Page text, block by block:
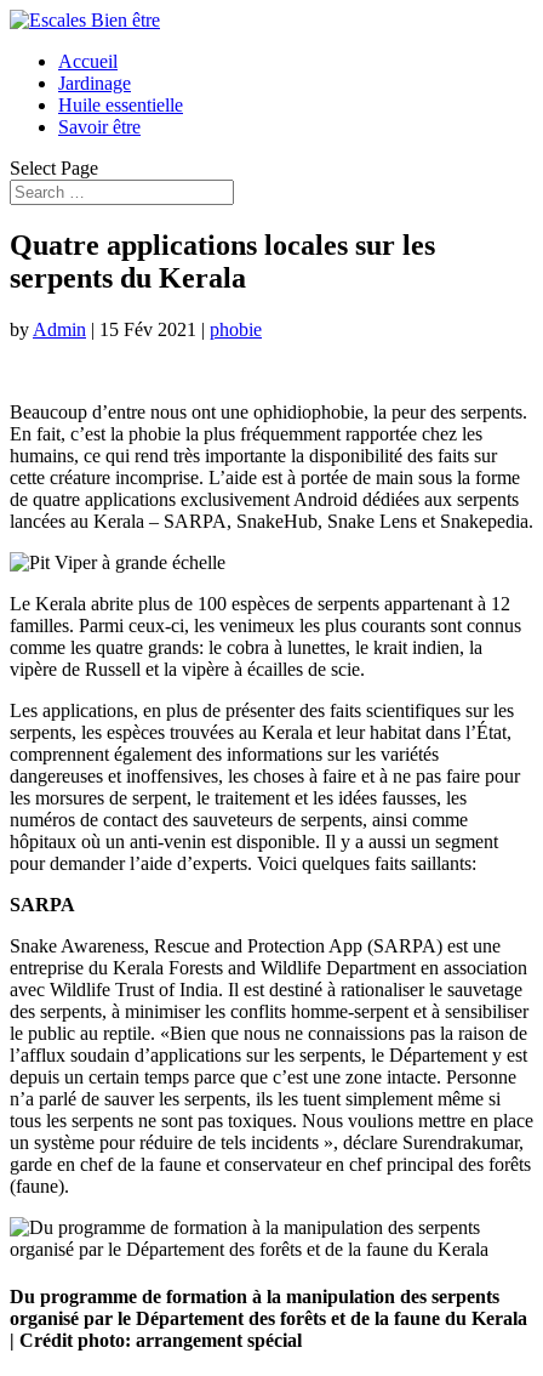
Accueil
Jardinage
Huile essentielle
Savoir être
Select Page
Quatre applications locales sur les
serpents du Kerala
by Admin | 15 Fév 2021 | phobie
Beaucoup d’entre nous ont une ophidiophobie, la peur des serpents.
En fait, c’est la phobie la plus fréquemment rapportée chez les
humains, ce qui rend très importante la disponibilité des faits sur
cette créature incomprise. L’aide est à portée de main sous la forme
de quatre applications exclusivement Android dédiées aux serpents
lancées au Kerala – SARPA, SnakeHub, Snake Lens et Snakepedia.
Le Kerala abrite plus de 100 espèces de serpents appartenant à 12
familles. Parmi ceux-ci, les venimeux les plus courants sont connus
comme les quatre grands: le cobra à lunettes, le krait indien, la
vipère de Russell et la vipère à écailles de scie.
Les applications, en plus de présenter des faits scientifiques sur les
serpents, les espèces trouvées au Kerala et leur habitat dans l’État,
comprennent également des informations sur les variétés
dangereuses et inoffensives, les choses à faire et à ne pas faire pour
les morsures de serpent, le traitement et les idées fausses, les
numéros de contact des sauveteurs de serpents, ainsi comme
hôpitaux où un anti-venin est disponible. Il y a aussi un segment
pour demander l’aide d’experts. Voici quelques faits saillants:
SARPA
Snake Awareness, Rescue and Protection App (SARPA) est une
entreprise du Kerala Forests and Wildlife Department en association
avec Wildlife Trust of India. Il est destiné à rationaliser le sauvetage
des serpents, à minimiser les conflits homme-serpent et à sensibiliser
le public au reptile. «Bien que nous ne connaissions pas la raison de
l’afflux soudain d’applications sur les serpents, le Département y est
depuis un certain temps parce que c’est une zone intacte. Personne
n’a parlé de sauver les serpents, ils les tuent simplement même si
tous les serpents ne sont pas toxiques. Nous voulions mettre en place
un système pour réduire de tels incidents », déclare Surendrakumar,
garde en chef de la faune et conservateur en chef principal des forêts
(faune).
Du programme de formation à la manipulation des serpents
organisé par le Département des forêts et de la faune du Kerala
| Crédit photo: arrangement spécial